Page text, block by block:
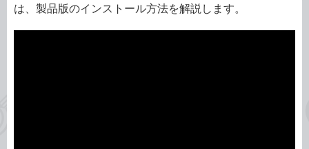
は、製品版のインストール方法を解説します。